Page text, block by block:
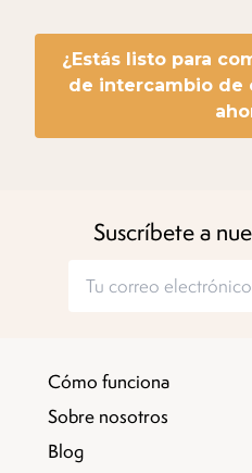
¿Estás listo para
de intercambio de
Suscríbete a
Cómo funciona
Sobre nosotros
Blog